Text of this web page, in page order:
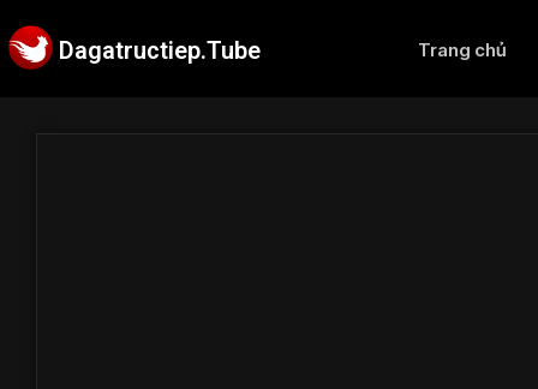
Dagatructiep.Tube Trang chủ